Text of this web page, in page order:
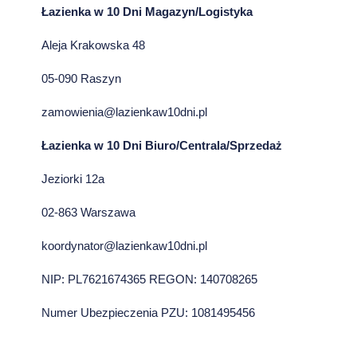
Łazienka w 10 Dni Magazyn/Logistyka
Aleja Krakowska 48
05-090 Raszyn
zamowienia@lazienkaw10dni.pl
Łazienka w 10 Dni Biuro/Centrala/Sprzedaż
Jeziorki 12a
02-863 Warszawa
koordynator@lazienkaw10dni.pl
NIP: PL7621674365 REGON: 140708265
Numer Ubezpieczenia PZU: 1081495456